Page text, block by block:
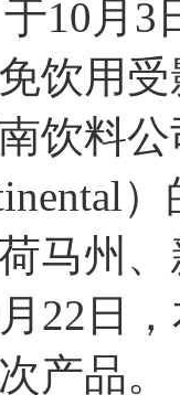
于10月
饮用
饮料
马州
22日
产品。